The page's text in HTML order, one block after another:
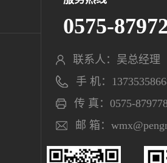
0575-
联系人：吴总经理
手 机：
传 真：0575-
邮 箱：